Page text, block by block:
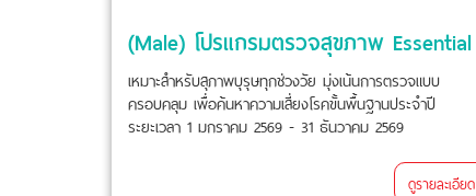
(Male) โปรแกรมตรวจสุขภาพ Essential
เหมาะสำหรับสุภาพบุรุษทุกช่วงวัย มุ่งเน้นการตรวจแบบ
ครอบคลุม เพื่อค้นหาความเสี่ยงโรคขั้นพื้นฐานประจำปี
ระยะเวลา 1 มกราคม 2569 - 31 ธันวาคม 2569
ดูรายละเอียด